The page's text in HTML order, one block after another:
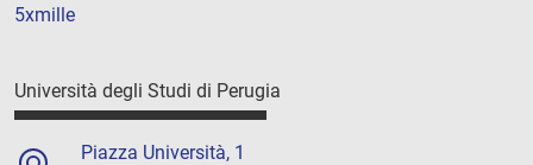
5xmille
Università degli Studi di Perugia
Piazza Università, 1